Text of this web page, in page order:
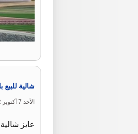
شالية
الأحد 7 أكتوبر 2012
عايز